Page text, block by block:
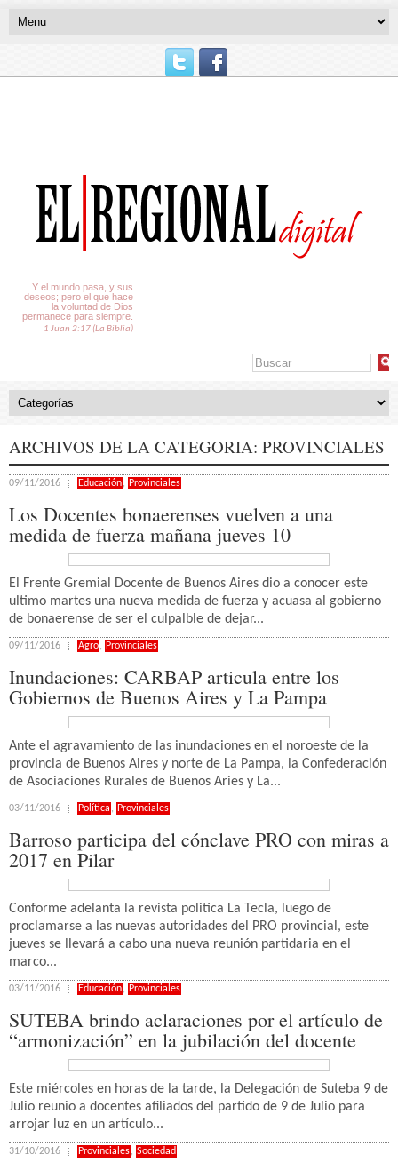
Y el mundo pasa, y sus
deseos; pero el que hace
la voluntad de Dios
permanece para siempre.
1 Juan 2:17 (La Biblia)
ARCHIVOS DE LA CATEGORIA: PROVINCIALES
09/11/2016 Educación, Provinciales
Los Docentes bonaerenses vuelven a una
medida de fuerza mañana jueves 10
El Frente Gremial Docente de Buenos Aires dio a conocer este
ultimo martes una nueva medida de fuerza y acuasa al gobierno
de bonaerense de ser el culpalble de dejar...
09/11/2016 Agro, Provinciales
Inundaciones: CARBAP articula entre los
Gobiernos de Buenos Aires y La Pampa
Ante el agravamiento de las inundaciones en el noroeste de la
provincia de Buenos Aires y norte de La Pampa, la Confederación
de Asociaciones Rurales de Buenos Aries y La...
03/11/2016 Política , Provinciales
Barroso participa del cónclave PRO con miras a
2017 en Pilar
Conforme adelanta la revista politica La Tecla, luego de
proclamarse a las nuevas autoridades del PRO provincial, este
jueves se llevará a cabo una nueva reunión partidaria en el
marco...
03/11/2016 Educación, Provinciales
SUTEBA brindo aclaraciones por el artículo de
“armonización” en la jubilación del docente
Este miércoles en horas de la tarde, la Delegación de Suteba 9 de
Julio reunio a docentes afiliados del partido de 9 de Julio para
arrojar luz en un artículo...
31/10/2016 Provinciales, Sociedad